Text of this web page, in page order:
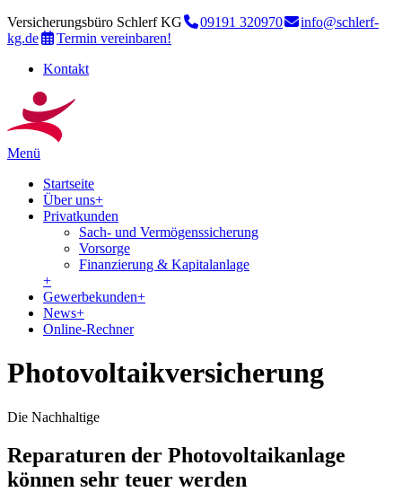
Versicherungsbüro Schlerf KG 09191 320970
info@schlerf-
kg.de
Termin vereinbaren!
Kontakt
Menü
Startseite
Über uns+
Privatkunden
Sach- und Vermögenssicherung
Vorsorge
Finanzierung & Kapitalanlage
+
Gewerbekunden+
News+
Online-Rechner
Photovoltaikversicherung
Die Nachhaltige
Reparaturen der Photovoltaikanlage
können sehr teuer werden